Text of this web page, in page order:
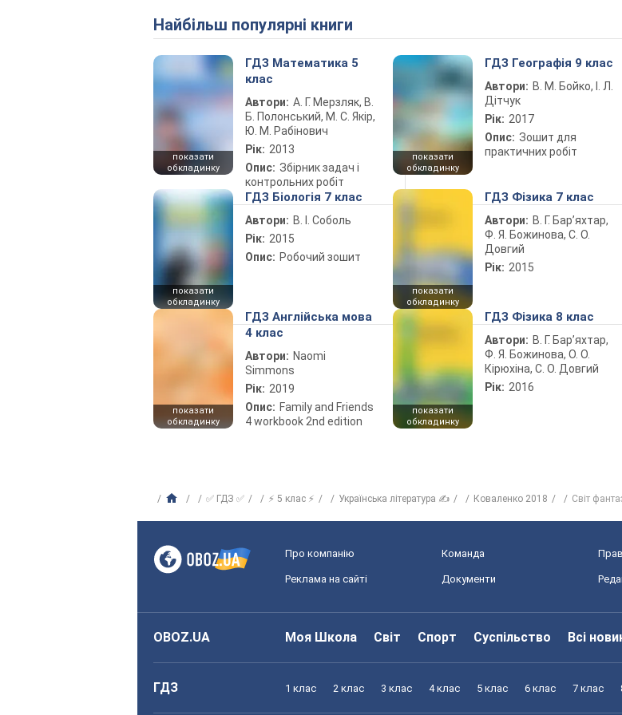
Найбільш популярні книги
показати
обкладинку
ГДЗ Математика 5
клас
Автори: А. Г. Мерзляк, В.
Б. Полонський, М. С. Якір,
Ю. М. Рабінович
Рік: 2013
Опис: Збірник задач і
контрольних робіт
показати
обкладинку
ГДЗ Географія 9 клас
Автори: В. М. Бойко, І. Л.
Дітчук
Рік: 2017
Опис: Зошит для
практичних робіт
показати
обкладинку
ГДЗ Біологія 7 клас
Автори: В. І. Соболь
Рік: 2015
Опис: Робочий зошит
показати
обкладинку
ГДЗ Фізика 7 клас
Автори: В. Г. Бар’яхтар,
Ф. Я. Божинова, С. О.
Довгий
Рік: 2015
показати
обкладинку
ГДЗ Англійська мова
4 клас
Автори: Naomi
Simmons
Рік: 2019
Опис: Family and Friends
4 workbook 2nd edition
показати
обкладинку
ГДЗ Фізика 8 клас
Автори: В. Г. Бар’яхтар,
Ф. Я. Божинова, О. О.
Кірюхіна, С. О. Довгий
Рік: 2016
✅ ГДЗ ✅ ⚡ 5 клас ⚡ Українська література ✍ Коваленко 2018 Світ
Про компанію Команда
Реклама на сайті Документи
OBOZ.UA Моя Школа Світ Спорт Суспільство Всі
ГДЗ 1 клас 2 клас 3 клас 4 клас 5 клас 6 клас 7 клас